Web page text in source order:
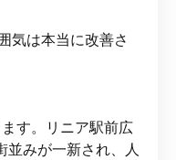
気は本当に改善さ
す。リニア駅前広
並みが一新され、人